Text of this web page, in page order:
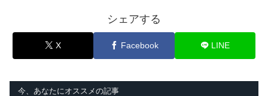
シェアする
X Facebook LINE
今、あなたにオススメの記事